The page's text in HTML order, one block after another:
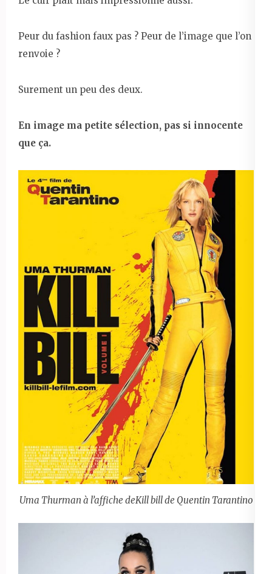
Peur du fashion faux pas ? Peur de l’image que l’on
renvoie ?
Surement un peu des deux.
En image ma petite sélection, pas si innocente
que ça.
Uma Thurman à l’affiche deKill bill de Quentin Tarantino